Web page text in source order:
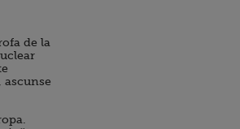
de la